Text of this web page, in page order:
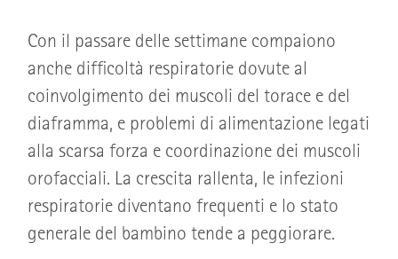
Con il passare delle settimane compaiono
anche difficoltà respiratorie dovute al
coinvolgimento dei muscoli del torace e del
diaframma, e problemi di alimentazione legati
alla scarsa forza e coordinazione dei muscoli
orofacciali. La crescita rallenta, le infezioni
respiratorie diventano frequenti e lo stato
generale del bambino tende a peggiorare.